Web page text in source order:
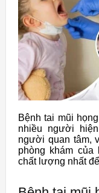
Bệnh tai mũi
nhiều người
người quan tâm,
phòng khám của
chất lượng nhất